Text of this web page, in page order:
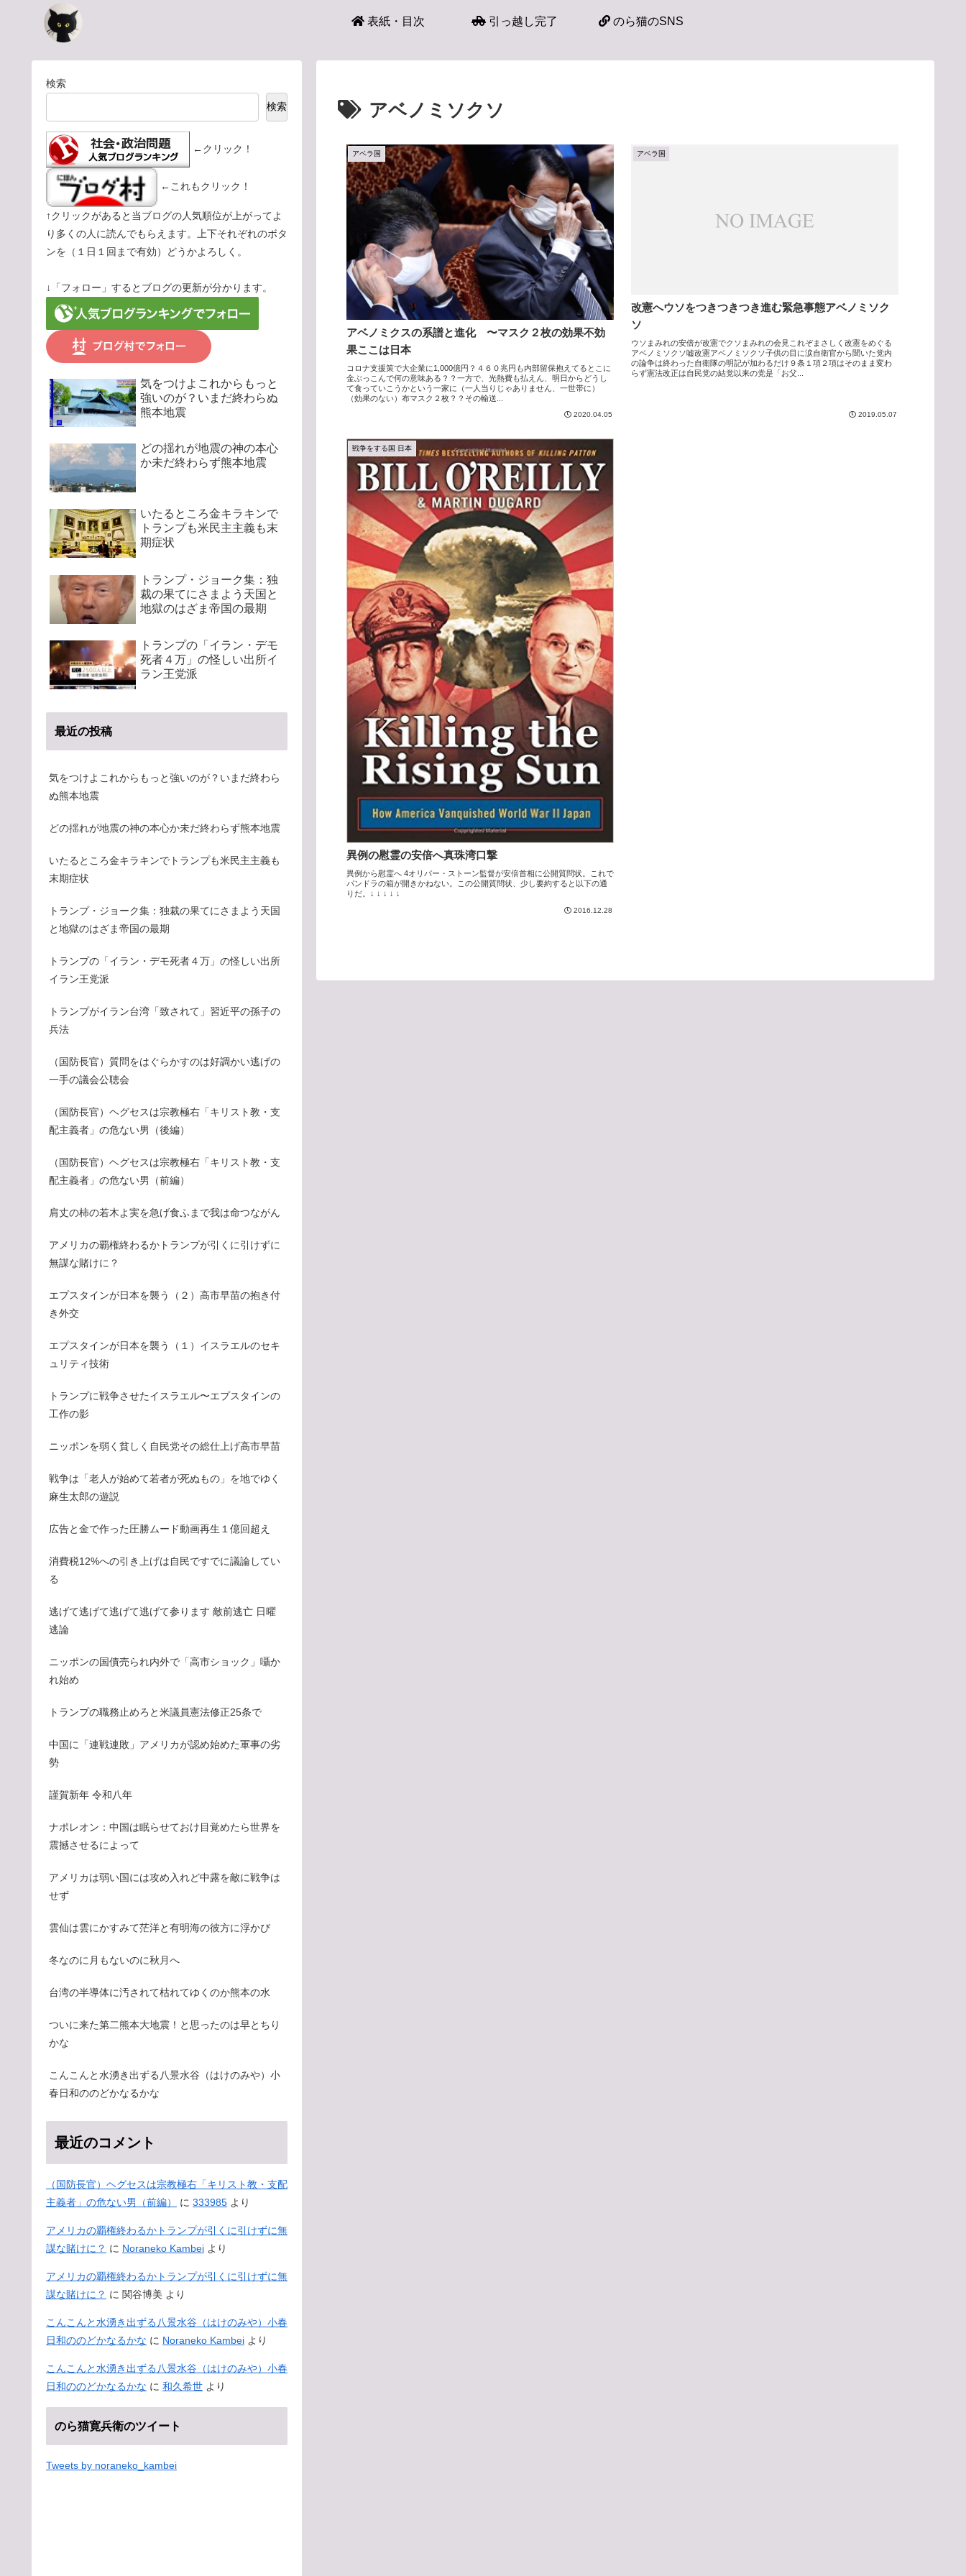
表紙・目次 引っ越し完了 のら猫のSNS
アベノミソクソ
アベラ国
アベノミクスの系譜と進化 〜マスク２枚の効果不効
果ここは日本
コロナ支援策で大企業に1,000億円？４６０兆円も内部留保抱えてるとこに
金ぶっこんで何の意味ある？？一方で、光熱費も払えん、明日からどうし
て食っていこうかという一家に（一人当りじゃありません、一世帯に）
（効果のない）布マスク２枚？？その輸送...
2020.04.05
アベラ国
改憲へウソをつきつきつき進む緊急事態アベノミソク
ソ
ウソまみれの安倍が改憲でクソまみれの会見これぞまさしく改憲をめぐる
アベノミソクソ嘘改憲アベノミソクソ子供の目に涙自衛官から聞いた党内
の論争は終わった自衛隊の明記が加わるだけ９条１項２項はそのまま変わ
らず憲法改正は自民党の結党以来の党是「お父...
2019.05.07
戦争をする国 日本
異例の慰霊の安倍へ真珠湾口撃
異例から慰霊へ 4オリバー・ストーン監督が安倍首相に公開質問状。これで
パンドラの箱が開きかねない。この公開質問状、少し要約すると以下の通
りだ。↓ ↓ ↓ ↓ ↓
2016.12.28
検索
検索
←クリック！
←これもクリック！
↑クリックがあると当ブログの人気順位が上がってよ
り多くの人に読んでもらえます。上下それぞれのボタ
ンを（１日１回まで有効）どうかよろしく。
↓「フォロー」するとブログの更新が分かります。
気をつけよこれからもっと
強いのが？いまだ終わらぬ
熊本地震
どの揺れが地震の神の本心
か未だ終わらず熊本地震
いたるところ金キラキンで
トランプも米民主主義も末
期症状
トランプ・ジョーク集：独
裁の果てにさまよう天国と
地獄のはざま帝国の最期
トランプの「イラン・デモ
死者４万」の怪しい出所イ
ラン王党派
最近の投稿
気をつけよこれからもっと強いのが？いまだ終わら
ぬ熊本地震
どの揺れが地震の神の本心か未だ終わらず熊本地震
いたるところ金キラキンでトランプも米民主主義も
末期症状
トランプ・ジョーク集：独裁の果てにさまよう天国
と地獄のはざま帝国の最期
トランプの「イラン・デモ死者４万」の怪しい出所
イラン王党派
トランプがイラン台湾「致されて」習近平の孫子の
兵法
（国防長官）質問をはぐらかすのは好調かい逃げの
一手の議会公聴会
（国防長官）ヘグセスは宗教極右「キリスト教・支
配主義者」の危ない男（後編）
（国防長官）ヘグセスは宗教極右「キリスト教・支
配主義者」の危ない男（前編）
肩丈の柿の若木よ実を急げ食ふまで我は命つながん
アメリカの覇権終わるかトランプが引くに引けずに
無謀な賭けに？
エプスタインが日本を襲う（２）高市早苗の抱き付
き外交
エプスタインが日本を襲う（１）イスラエルのセキ
ュリティ技術
トランプに戦争させたイスラエル〜エプスタインの
工作の影
ニッポンを弱く貧しく自民党その総仕上げ高市早苗
戦争は「老人が始めて若者が死ぬもの」を地でゆく
麻生太郎の遊説
広告と金で作った圧勝ムード動画再生１億回超え
消費税12%への引き上げは自民ですでに議論してい
る
逃げて逃げて逃げて逃げて参ります 敵前逃亡 日曜
逃論
ニッポンの国債売られ内外で「高市ショック」囁か
れ始め
トランプの職務止めろと米議員憲法修正25条で
中国に「連戦連敗」アメリカが認め始めた軍事の劣
勢
謹賀新年 令和八年
ナポレオン：中国は眠らせておけ目覚めたら世界を
震撼させるによって
アメリカは弱い国には攻め入れど中露を敵に戦争は
せず
雲仙は雲にかすみて茫洋と有明海の彼方に浮かび
冬なのに月もないのに秋月へ
台湾の半導体に汚されて枯れてゆくのか熊本の水
ついに来た第二熊本大地震！と思ったのは早とちり
かな
こんこんと水湧き出ずる八景水谷（はけのみや）小
春日和ののどかなるかな
最近のコメント
（国防長官）ヘグセスは宗教極右「キリスト教・支配
主義者」の危ない男（前編）
に 333985 より
アメリカの覇権終わるかトランプが引くに引けずに無
謀な賭けに？ に Noraneko Kambei より
アメリカの覇権終わるかトランプが引くに引けずに無
謀な賭けに？ に 関谷博美 より
こんこんと水湧き出ずる八景水谷（はけのみや）小春
日和ののどかなるかな に Noraneko Kambei より
こんこんと水湧き出ずる八景水谷（はけのみや）小春
日和ののどかなるかな に 和久希世 より
のら猫寛兵衛のツイート
Tweets by noraneko_kambei